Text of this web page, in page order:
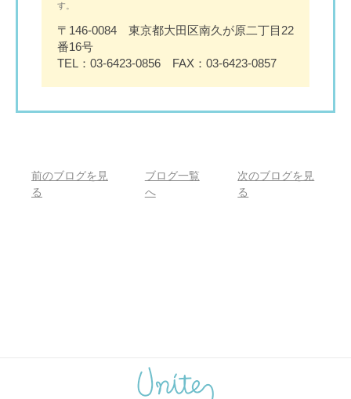
す。
〒146-0084 東京都大田区南久が原二丁目22
番16号
TEL：03-6423-0856 FAX：03-6423-0857
前のブログを見
る
ブログ一覧
へ
次のブログを見
る